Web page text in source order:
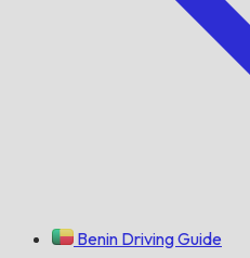
Benin Driving Guide